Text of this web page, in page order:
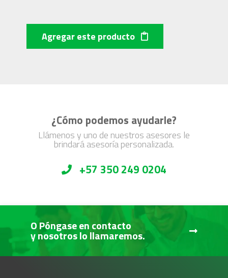
Agregar este producto
¿Cómo podemos ayudarle?
Llámenos y uno de nuestros asesores le
brindará asesoría personalizada.
+57 350 249 0204
O Póngase en contacto
y nosotros lo llamaremos.